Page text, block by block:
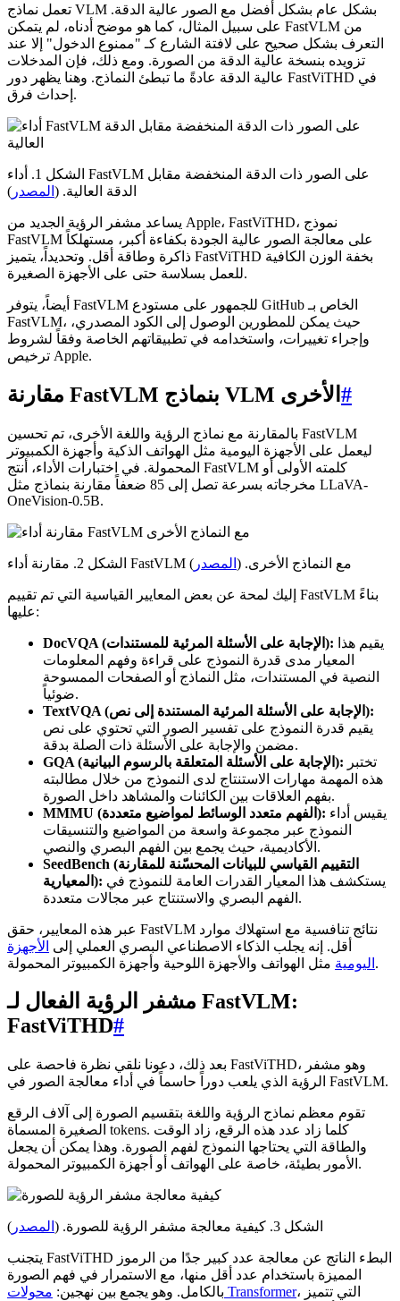
تعمل نماذج VLM بشكل عام بشكل أفضل مع الصور عالية الدقة.
على سبيل المثال، كما هو موضح أدناه، لم يتمكن FastVLM من
التعرف بشكل صحيح على لافتة الشارع كـ "ممنوع الدخول" إلا عند
تزويده بنسخة عالية الدقة من الصورة. ومع ذلك، فإن المدخلات
عالية الدقة عادةً ما تبطئ النماذج. وهنا يظهر دور FastViTHD في
إحداث فرق.
الشكل 1. أداء FastVLM على الصور ذات الدقة المنخفضة مقابل
الدقة العالية. ( المصدر )
يساعد مشفر الرؤية الجديد من Apple، FastViTHD، نموذج
FastVLM على معالجة الصور عالية الجودة بكفاءة أكبر، مستهلكاً
ذاكرة وطاقة أقل. وتحديداً، يتميز FastViTHD بخفة الوزن الكافية
للعمل بسلاسة حتى على الأجهزة الصغيرة.
أيضاً، يتوفر FastVLM للجمهور على مستودع GitHub الخاص بـ
FastVLM، حيث يمكن للمطورين الوصول إلى الكود المصدري،
وإجراء تغييرات، واستخدامه في تطبيقاتهم الخاصة وفقاً لشروط
ترخيص Apple.
مقارنة FastVLM بنماذج VLM الأخرى #
بالمقارنة مع نماذج الرؤية واللغة الأخرى، تم تحسين FastVLM
ليعمل على الأجهزة اليومية مثل الهواتف الذكية وأجهزة الكمبيوتر
المحمولة. في اختبارات الأداء، أنتج FastVLM كلمته الأولى أو
مخرجاته بسرعة تصل إلى 85 ضعفاً مقارنة بنماذج مثل LLaVA-
OneVision-0.5B.
الشكل 2. مقارنة أداء FastVLM مع النماذج الأخرى. ( المصدر )
إليك لمحة عن بعض المعايير القياسية التي تم تقييم FastVLM بناءً
عليها:
DocVQA (الإجابة على الأسئلة المرئية للمستندات):
المعيار مدى قدرة النموذج على قراءة وفهم المعلومات
النصية في المستندات، مثل النماذج أو الصفحات الممسوحة
ضوئياً.
TextVQA (الإجابة على الأسئلة المرئية المستندة إلى نص):
يقيم قدرة النموذج على تفسير الصور التي تحتوي على نص
مضمن والإجابة على الأسئلة ذات الصلة بدقة.
GQA (الإجابة على الأسئلة المتعلقة بالرسوم البيانية):
هذه المهمة مهارات الاستنتاج لدى النموذج من خلال مطالبته
بفهم العلاقات بين الكائنات والمشاهد داخل الصورة.
MMMU (الفهم متعدد الوسائط لمواضيع متعددة):
النموذج عبر مجموعة واسعة من المواضيع والتنسيقات
الأكاديمية، حيث يجمع بين الفهم البصري والنصي.
SeedBench (التقييم القياسي للبيانات المحسّنة للمقارنة
المعيارية):
الفهم البصري والاستنتاج عبر مجالات متعددة.
عبر هذه المعايير، حقق FastVLM نتائج تنافسية مع استهلاك موارد
أقل. إنه يجلب الذكاء الاصطناعي البصري العملي إلى الأجهزة
اليومية مثل الهواتف والأجهزة اللوحية وأجهزة الكمبيوتر المحمولة.
مشفر الرؤية الفعال لـ FastVLM:
FastViTHD#
بعد ذلك، دعونا نلقي نظرة فاحصة على FastViTHD، وهو مشفر
الرؤية الذي يلعب دوراً حاسماً في أداء معالجة الصور في FastVLM.
تقوم معظم نماذج الرؤية واللغة بتقسيم الصورة إلى آلاف الرقع
الصغيرة المسماة tokens. كلما زاد عدد هذه الرقع، زاد الوقت
والطاقة التي يحتاجها النموذج لفهم الصورة. وهذا يمكن أن يجعل
الأمور بطيئة، خاصة على الهواتف أو أجهزة الكمبيوتر المحمولة.
الشكل 3. كيفية معالجة مشفر الرؤية للصورة. ( المصدر )
يتجنب FastViTHD البطء الناتج عن معالجة عدد كبير جدًا من الرموز
المميزة باستخدام عدد أقل منها، مع الاستمرار في فهم الصورة
بالكامل. وهو يجمع بين نهجين: محولات Transformer، التي تتميز